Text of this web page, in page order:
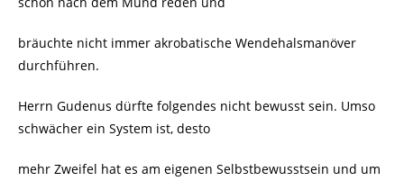
bräuchte nicht immer akrobatische Wendehalsmanöver
durchführen.
Herrn Gudenus dürfte folgendes nicht bewusst sein. Umso
schwächer ein System ist, desto
mehr Zweifel hat es am eigenen Selbstbewusstsein und um